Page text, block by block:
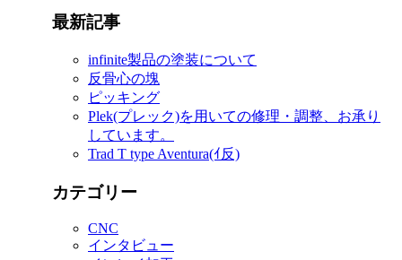
最新記事
infinite製品の塗装について
反骨心の塊
ピッキング
Plek(プレック)を用いての修理・調整、お承り
しています。
Trad T type Aventura(ｲ反)
カテゴリー
CNC
インタビュー